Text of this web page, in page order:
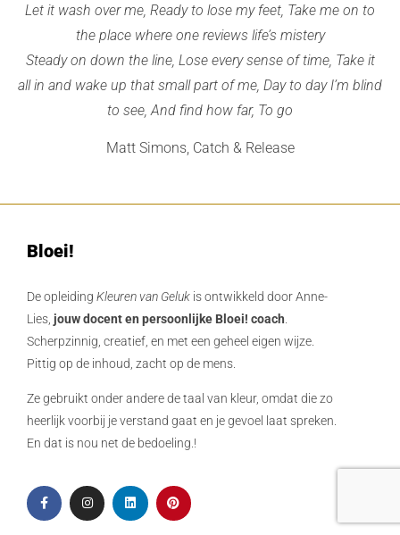
Let it wash over me, Ready to lose my feet, Take me on to
the place where one reviews life’s mistery
Steady on down the line, Lose every sense of time, Take it
all in and wake up that small part of me, Day to day I’m blind
to see, And find how far, To go
Matt Simons, Catch & Release
Bloei!
De opleiding Kleuren van Geluk is ontwikkeld door Anne-
Lies, jouw docent en persoonlijke Bloei! coach
Scherpzinnig, creatief, en met een geheel eigen wijze.
Pittig op de inhoud, zacht op de mens.
Ze gebruikt onder andere de taal van kleur, omdat die zo
heerlijk voorbij je verstand gaat en je gevoel laat spreken.
En dat is nou net de bedoeling.!